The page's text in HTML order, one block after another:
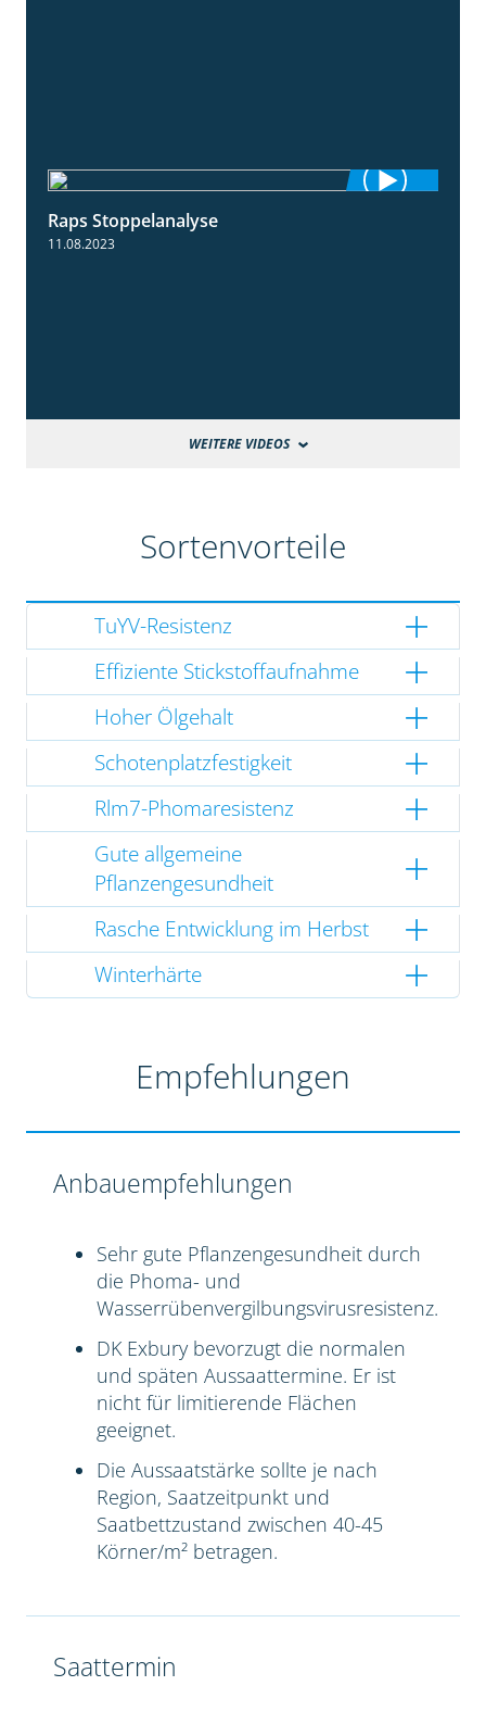
Raps Stoppelanalyse
11.08.2023
WEITERE VIDEOS
Sortenvorteile
TuYV-Resistenz
Effiziente Stickstoffaufnahme
Hoher Ölgehalt
Schotenplatzfestigkeit
Rlm7-Phomaresistenz
Gute allgemeine
Pflanzengesundheit
Rasche Entwicklung im Herbst
Winterhärte
Empfehlungen
Anbauempfehlungen
Sehr gute Pflanzengesundheit durch
die Phoma- und
Wasserrübenvergilbungsvirusresistenz.
DK Exbury bevorzugt die normalen
und späten Aussaattermine. Er ist
nicht für limitierende Flächen
geeignet.
Die Aussaatstärke sollte je nach
Region, Saatzeitpunkt und
Saatbettzustand zwischen 40-45
Körner/m² betragen.
Saattermin